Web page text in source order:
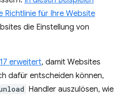
Richtlinie für Ihre Website
die Einstellung von
erweitert, damit Websites
dafür entscheiden können,
Handler auszulösen, wie